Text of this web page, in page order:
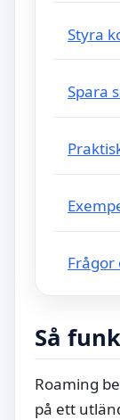
Styra
Spara
Frågor
Så
Roaming
på ett